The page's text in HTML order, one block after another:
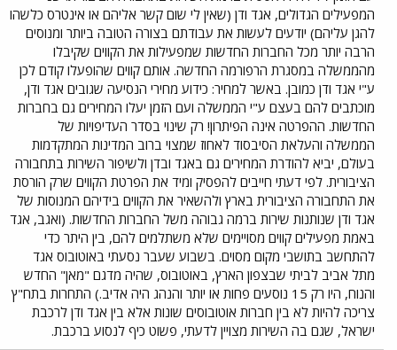
המפעילים הגדולים, אגד ודן (שאין לי שום קשר אליהם או אינטרס כלשהו
להגן עליהם) יודעים לעשות את עבודתם בצורה הטובה ביותר ומנוסים
הרבה יותר מכל החברות החדשות שמפעילות את הקווים שקיבלו
מהממשלה במסגרת הרפורמה החדשה. אותם קווים שהופעלו קודם לכן
ע"י אגד ודן כמובן. באשר למחיר: כידוע מחירי הנסיעה שגובים אגד ודן,
מוכתבים להם בעצם ע"י הממשלה ועם הזמן יעלו המחירים גם בחברות
החדשות. ההפרטה אינה הפיתרון! רק שינוי בסדר העדיפויות של
הממשלה והעלאת הסיבסוד לאחוז שמצוי ברוב המדינות המתקדמות
בעולם, יביא להודרת המחירים גם באגד ובדן ולשיפור השירות בתחבורה
הציבורית. לפי דעתי חייבים להפסיק ומיד את הפרטת הקווים שרק הורסת
את התחבורה הציבורית בארץ ולהשאיר את הקווים בידיהם המנוסות של
אגד ודן שנותנות שירות ברמה גבוהה משל החברות החדשות. (ואגב, אגד
באמת מפעילים קווים מסויימים שלא משתלמים להם, בין היתר כדי
להתחשב בתושבי מקום מסוים. בשבוע שעבר נסעתי באוטובוס אגד
מתל אביב לביתי שבצפון הארץ, באוטובוס, שהיה מדגם "מאן" החדש
והנוח, היו רק 15 נוסעים פחות או יותר והנהג היה אדיב.) התחרות בתח"ץ
צריכה להיות לא בין חברות אוטובוסים שונות אלא בין אגד ודן לרכבת
ישראל, שגם בה השירות מצויין לדעתי, פשוט כיף לנסוע ברכבת.